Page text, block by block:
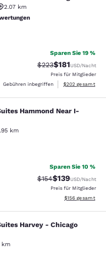
2.07 km
Sparen Sie 19 %
Durchgestrichener
$223Vergünstigter
$181USD/Nacht
Preis für Mitglieder
Gebühren inbegriffen
Geschätzte
$202 gesamt
Hammond
Hammond Near I-
km
Gut. 394 Bewertungen
Sparen Sie 10 %
Durchgestrichener
$154Vergünstigter
$139USD/Nacht
Preis für Mitglieder
Geschätzte
$156 gesamt
Harvey -
Harvey - Chicago
km
Mittelmäßig. 868